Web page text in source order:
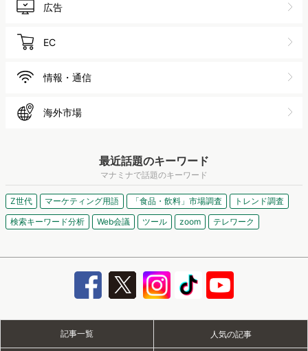
広告
EC
情報・通信
海外市場
最近話題のキーワード
マナミナで話題のキーワード
Z世代 マーケティング用語 「食品・飲料」市場調査
トレンド調査
検索キーワード分析
Web会議 ツール zoom テレワーク
記事一覧 人気の記事